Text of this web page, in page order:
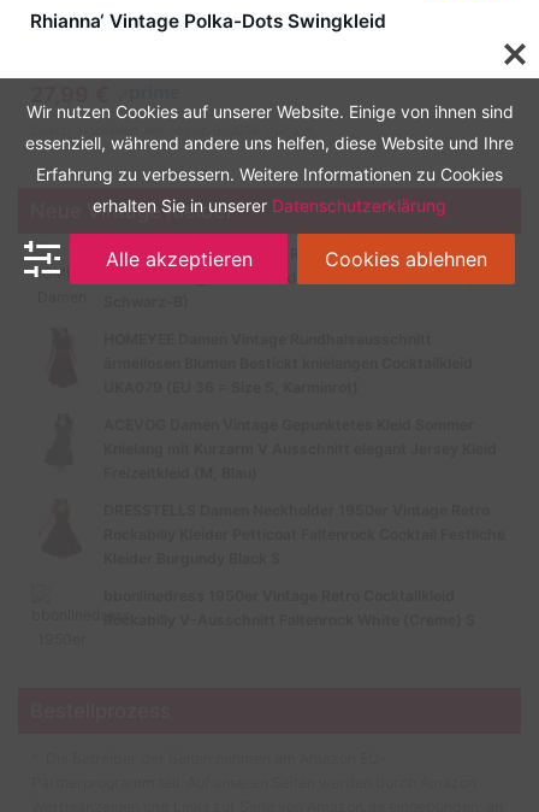
Rhianna‘ Vintage Polka-Dots Swingkleid
Neue Vintage Kleider
HOMEYEE Damen Vintage Rundhalsausschnitt 3/4 Ärmel
Wir nutzen Cookies auf unserer Website. Einige von ihnen sind
essenziell, während andere uns helfen, diese Website und Ihre
Erfahrung zu verbessern. Weitere Informationen zu Cookies
erhalten Sie in unserer Datenschutzerklärung
Alle akzeptieren Cookies ablehnen